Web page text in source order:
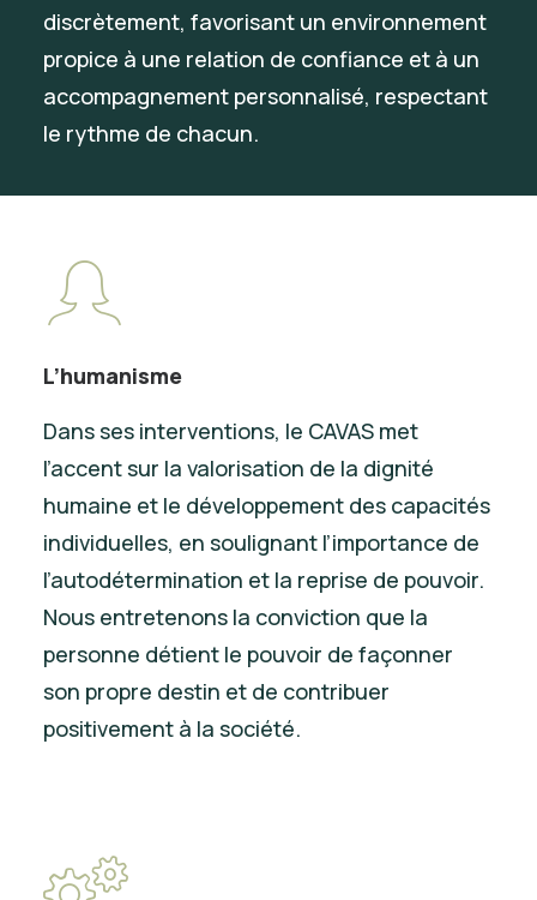
discrètement, favorisant un environnement
propice à une relation de confiance et à un
accompagnement personnalisé, respectant
le rythme de chacun.
L’humanisme
Dans ses interventions, le CAVAS met
l’accent sur la valorisation de la dignité
humaine et le développement des capacités
individuelles, en soulignant l’importance de
l’autodétermination et la reprise de pouvoir.
Nous entretenons la conviction que la
personne détient le pouvoir de façonner
son propre destin et de contribuer
positivement à la société.